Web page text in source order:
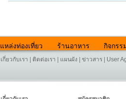
แหล่งท่องเที่ยว ร้านอาหาร กิจกรร
เกี่ยวกับเรา ติดต่อเรา แผนผัง ข่าวสาร User